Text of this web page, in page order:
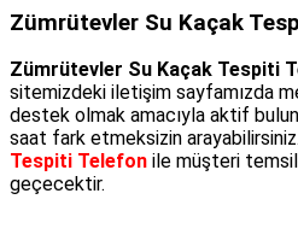
Zümrütevler Su Kaçak
Zümrütevler Su Kaçak Tespiti
sitemizdeki iletişim sayfamızda
destek olmak amacıyla aktif
saat fark etmeksizin arayabilirsiniz.
Tespiti Telefon ile müşteri
geçecektir.